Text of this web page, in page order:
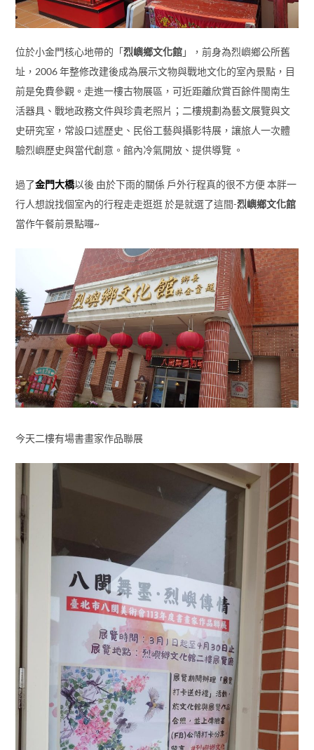
位於小金門核心地帶的「烈嶼鄉文化館」，前身為烈嶼鄉公所舊
址，2006 年整修改建後成為展示文物與戰地文化的室內景點，目
前是免費參觀。走進一樓古物展區，可近距離欣賞百餘件閩南生
活器具、戰地政務文件與珍貴老照片；二樓規劃為藝文展覽與文
史研究室，常設口述歷史、民俗工藝與攝影特展，讓旅人一次體
驗烈嶼歷史與當代創意。館內冷氣開放、提供導覽 。
過了金門大橋以後 由於下雨的關係 戶外行程真的很不方便 本胖一
行人想說找個室內的行程走走逛逛 於是就選了這間-烈嶼鄉文化館
當作午餐前景點囉~
今天二樓有場書畫家作品聯展